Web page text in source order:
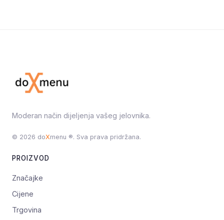
Moderan način dijeljenja vašeg jelovnika.
© 2026 doXmenu ®. Sva prava pridržana.
PROIZVOD
Značajke
Cijene
Trgovina